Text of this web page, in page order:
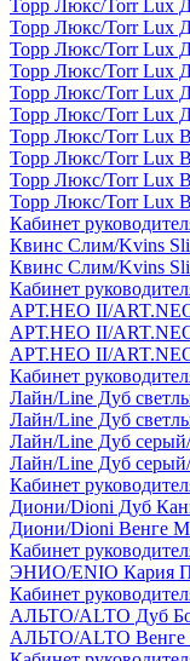
Торр Люкс/Torr Lux
Торр Люкс/Torr Lux
Торр Люкс/Torr Lux
Торр Люкс/Torr Lux
Торр Люкс/Torr Lux
Торр Люкс/Torr Lux
Торр Люкс/Torr Lux
Торр Люкс/Torr Lux
Торр Люкс/Torr Lux
Торр Люкс/Torr Lux
Кабинет
Квинс Слим/Kvins
Квинс Слим/Kvins
Кабинет
АРТ.НЕО II/
АРТ.НЕО II/
АРТ.НЕО II/
Кабинет
Лайн/Line Дуб
Лайн/Line Дуб
Лайн/Line Дуб
Лайн/Line Дуб
Кабинет
Диони/Dioni Дуб
Диони/Dioni Венге
Кабинет
ЭНИО/ENIO Кария
Кабинет
АЛЬТО/ALTO Дуб
АЛЬТО/ALTO Венге